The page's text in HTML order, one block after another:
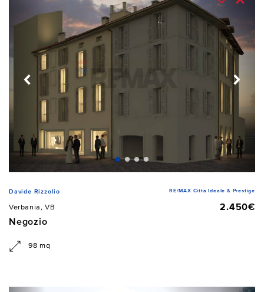
Davide Rizzolio RE/MAX Città Ideale & Prestige
Verbania, VB
2.450€
Negozio
98 mq